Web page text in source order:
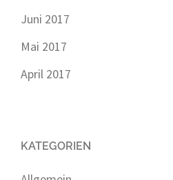
Juni 2017
Mai 2017
April 2017
KATEGORIEN